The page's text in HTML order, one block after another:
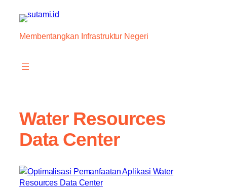
content
Membentangkan Infrastruktur Negeri
Water Resources
Data Center